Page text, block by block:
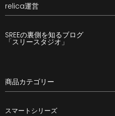
relica運営
SREEの裏側を知るブログ
「スリースタジオ」
商品カテゴリー
スマートシリーズ